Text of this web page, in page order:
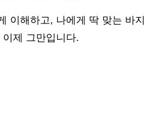
이해하고, 나에게 딱 맞는 바
제 그만입니다.